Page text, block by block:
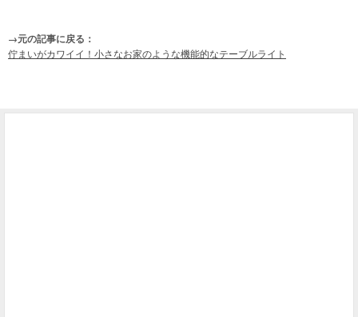
→元の記事に戻る：
佇まいがカワイイ！小さなお家のような機能的なテーブルライト